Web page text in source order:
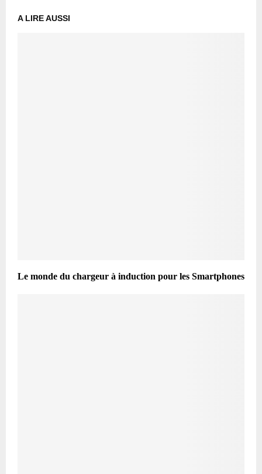
A LIRE AUSSI
Le monde du chargeur à induction pour les Smartphones